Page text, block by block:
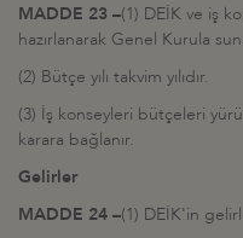
MADDE 23 –(1) DEİK ve iş
hazırlanarak Genel Kurula
(2) Bütçe yılı takvim yılıdır.
(3) İş konseyleri bütçeleri
karara bağlanır.
Gelirler
MADDE 24 –(1) DEİK'in